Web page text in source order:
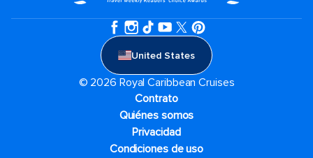
United States
© 2026 Royal Caribbean Cruises
Contrato
Quiénes somos
Privacidad
Condiciones de uso